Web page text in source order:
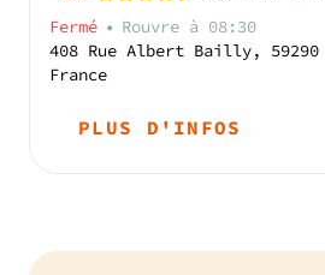
Fermé • Rouvre à 08:30
408 Rue Albert Bailly, 59290
France
PLUS D'INFOS